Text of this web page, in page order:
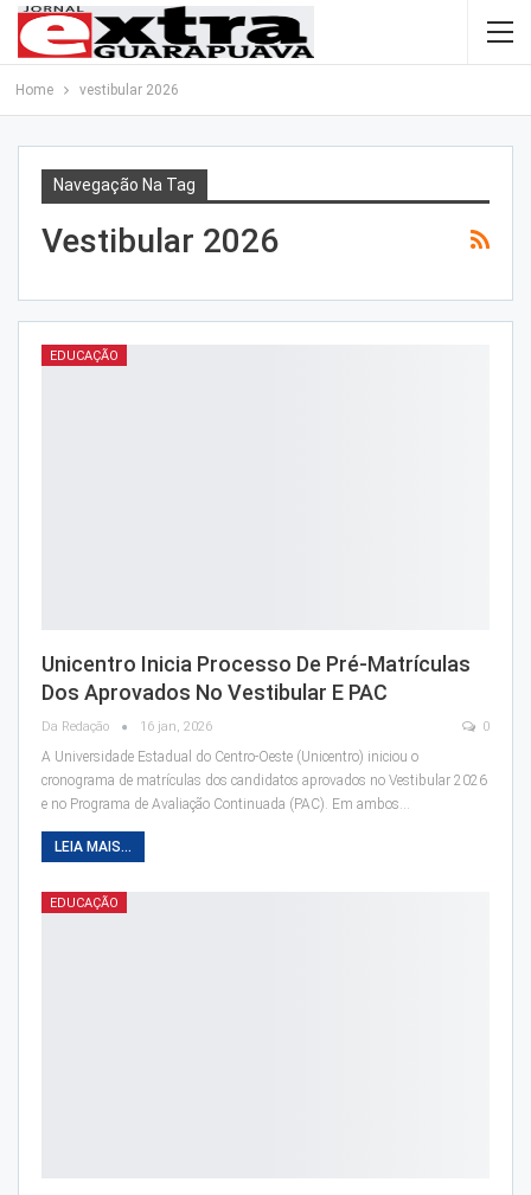
Home vestibular 2026
Navegação Na Tag
Vestibular 2026
EDUCAÇÃO
Unicentro Inicia Processo De Pré-Matrículas
Dos Aprovados No Vestibular E PAC
Da Redação 16 jan, 2026 0
A Universidade Estadual do Centro-Oeste (Unicentro) iniciou o
cronograma de matrículas dos candidatos aprovados no Vestibular 2026
e no Programa de Avaliação Continuada (PAC). Em ambos…
LEIA MAIS...
EDUCAÇÃO